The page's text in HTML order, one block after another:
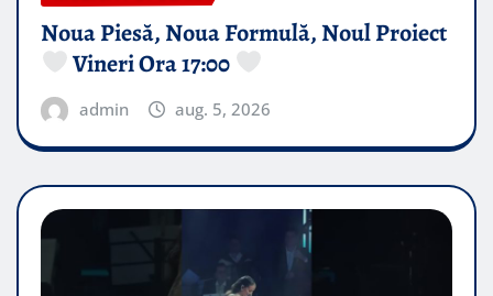
Noua Piesă, Noua Formulă, Noul Proiect
Vineri Ora 17:00
admin aug. 5, 2026